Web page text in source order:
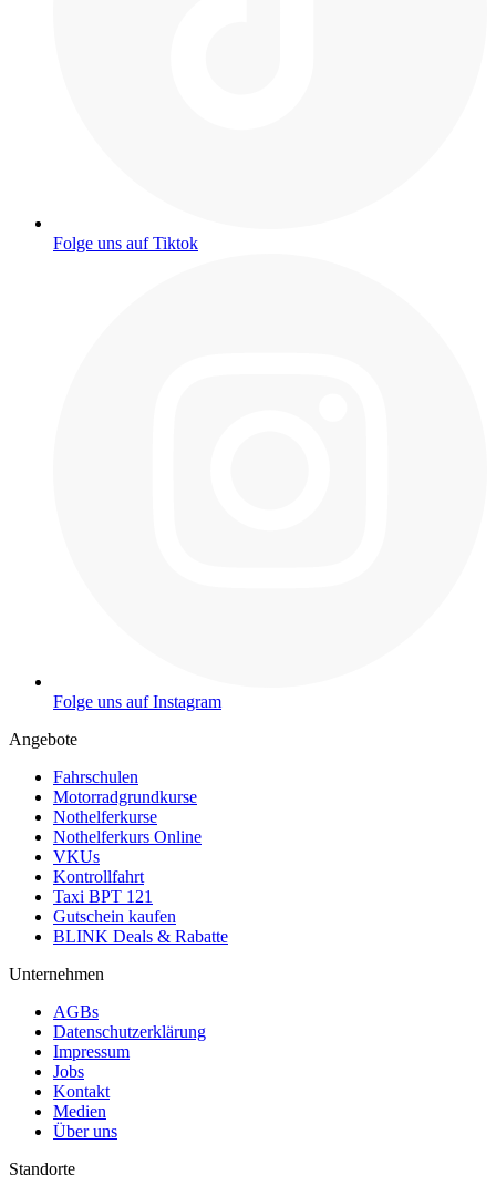
Folge uns auf Tiktok
Folge uns auf Instagram
Angebote
Fahrschulen
Motorradgrundkurse
Nothelferkurse
Nothelferkurs Online
VKUs
Kontrollfahrt
Taxi BPT 121
Gutschein kaufen
BLINK Deals & Rabatte
Unternehmen
AGBs
Datenschutzerklärung
Impressum
Jobs
Kontakt
Medien
Über uns
Standorte